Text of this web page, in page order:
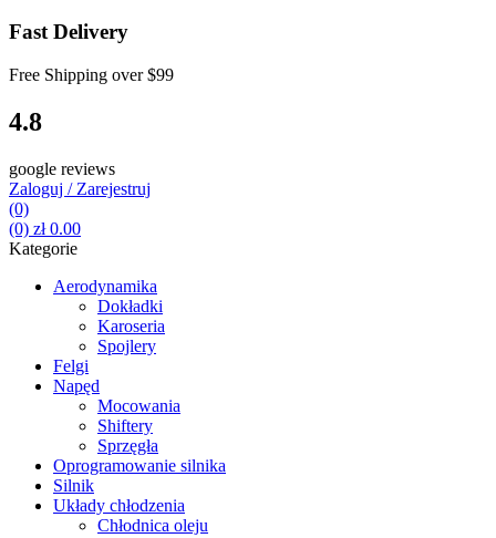
Fast Delivery
Free Shipping over$99
4.8
google reviews
Zaloguj / Zarejestruj
(0)
(0) zł0.00
Kategorie
Aerodynamika
Dokładki
Karoseria
Spojlery
Felgi
Napęd
Mocowania
Shiftery
Sprzęgła
Oprogramowanie silnika
Silnik
Układy chłodzenia
Chłodnica oleju